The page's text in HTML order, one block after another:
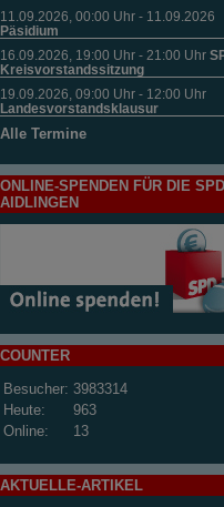
11.09.2026, 00:00 Uhr - 11.09.2026
Päsidium
16.09.2026, 19:00 Uhr - 21:00 Uhr
Kreisvorstandssitzung
19.09.2026, 09:00 Uhr - 12:00 Uhr
Landesvorstandsklausur
Alle Termine
ONLINE-SPENDEN FÜR DIE SPD
AIDLINGEN
COUNTER
Besucher: 3983314
Heute:
963
Online:
13
AKTUELLE-ARTIKEL